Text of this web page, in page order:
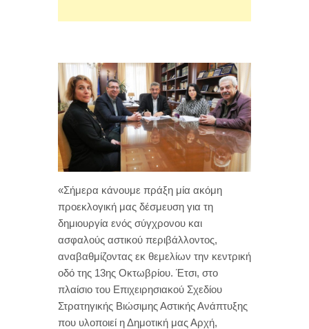
«Σήμερα κάνουμε πράξη μία ακόμη
προεκλογική μας δέσμευση για τη
δημιουργία ενός σύγχρονου και
ασφαλούς αστικού περιβάλλοντος,
αναβαθμίζοντας εκ θεμελίων την κεντρική
οδό της 13ης Οκτωβρίου. Έτσι, στο
πλαίσιο του Επιχειρησιακού Σχεδίου
Στρατηγικής Βιώσιμης Αστικής Ανάπτυξης
που υλοποιεί η Δημοτική μας Αρχή,